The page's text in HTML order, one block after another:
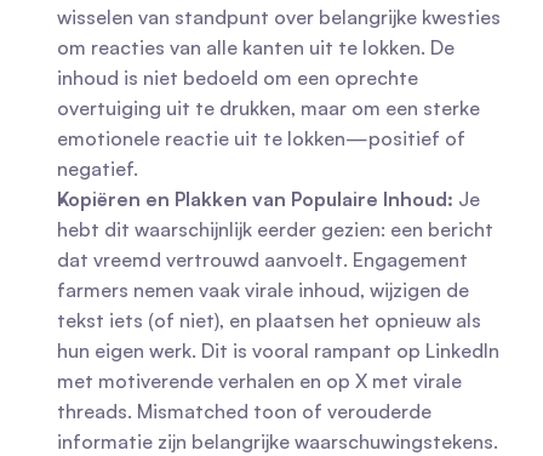
wisselen van standpunt over belangrijke kwesties
om reacties van alle kanten uit te lokken. De
inhoud is niet bedoeld om een ​​oprechte
overtuiging uit te drukken, maar om een ​​sterke
emotionele reactie uit te lokken—positief of
negatief.
Kopiëren en Plakken van Populaire Inhoud: Je
hebt dit waarschijnlijk eerder gezien: een bericht
dat vreemd vertrouwd aanvoelt. Engagement
farmers nemen vaak virale inhoud, wijzigen de
tekst iets (of niet), en plaatsen het opnieuw als
hun eigen werk. Dit is vooral rampant op LinkedIn
met motiverende verhalen en op X met virale
threads. Mismatched toon of verouderde
informatie zijn belangrijke waarschuwingstekens.